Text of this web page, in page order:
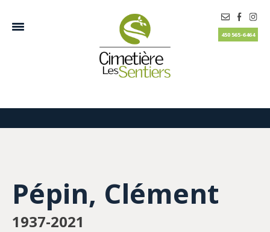
450 565-6464
Pépin, Clément
1937-2021